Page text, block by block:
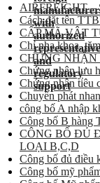
AIRFREIGHT –
Cách đặt tên
CẤP MÃ VẬT
Chỉ nha khoa,
CHỨNG NHẬN
Chứng nhận lưu
Chứng nhận tiêu
Chuyển phát
công bố A nhập
Công bố B hàng
CÔNG BỐ ĐỦ
LOẠI B,C,D
Công bố đủ điều
Công bố mỹ